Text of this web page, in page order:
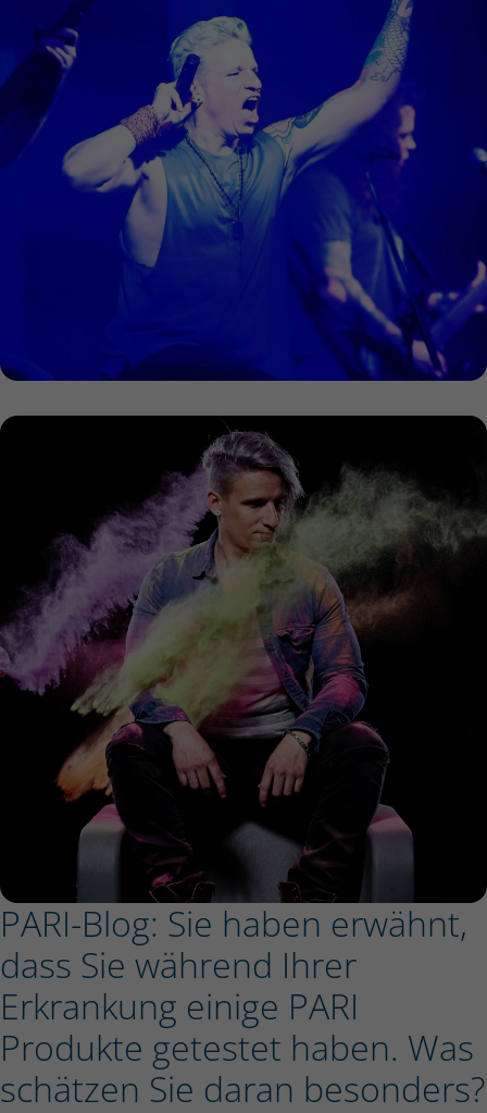
PARI-Blog: Sie haben erwähnt,
dass Sie während Ihrer
Erkrankung einige PARI
Produkte getestet haben. Was
schätzen Sie daran besonders?